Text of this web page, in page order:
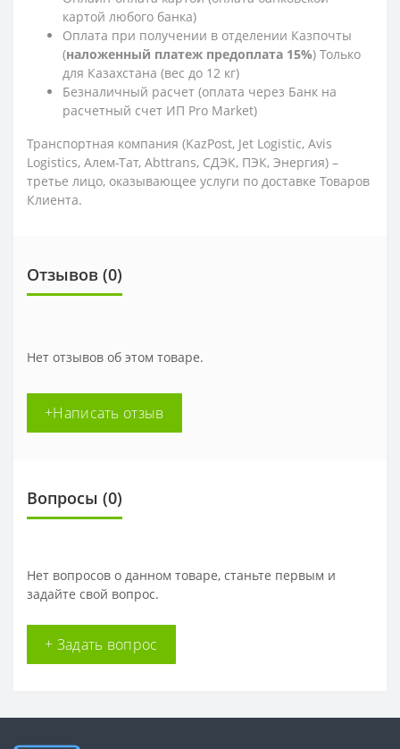
картой любого банка)
Оплата при получении в отделении Казпочты
(наложенный платеж предоплата 15%) Только
для Казахстана (вес до 12 кг)
Безналичный расчет (оплата через Банк на
расчетный счет ИП Pro Market)
Транспортная компания (KazPost, Jet Logistic, Avis
Logistics, Алем-Тат, Abttrans, СДЭК, ПЭК, Энергия) –
третье лицо, оказывающее услуги по доставке Товаров
Клиента.
Отзывов (0)
Нет отзывов об этом товаре.
+Написать отзыв
Вопросы (0)
Нет вопросов о данном товаре, станьте первым и
задайте свой вопрос.
+ Задать вопрос